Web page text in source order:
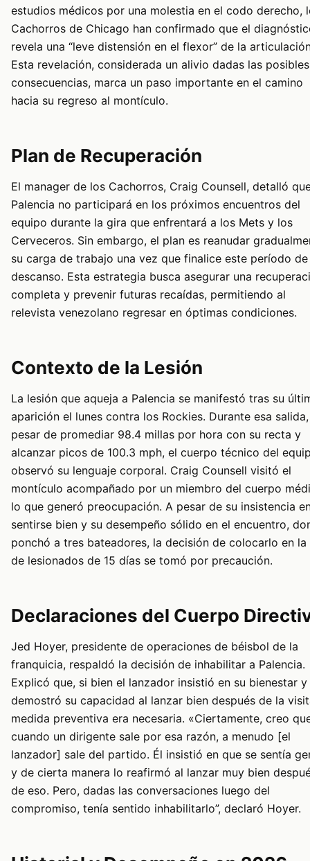
estudios médicos por una molestia en el codo derecho,
Cachorros de Chicago han confirmado que el
revela una “leve distensión en el flexor” de la
Esta revelación, considerada un alivio dadas las posibles
consecuencias, marca un paso importante en el camino
hacia su regreso al montículo.
Plan de Recuperación
El manager de los Cachorros, Craig Counsell, detalló
Palencia no participará en los próximos encuentros del
equipo durante la gira que enfrentará a los Mets y los
Cerveceros. Sin embargo, el plan es reanudar
su carga de trabajo una vez que finalice este período de
descanso. Esta estrategia busca asegurar una
completa y prevenir futuras recaídas, permitiendo al
relevista venezolano regresar en óptimas condiciones.
Contexto de la Lesión
La lesión que aqueja a Palencia se manifestó tras su
aparición el lunes contra los Rockies. Durante esa
pesar de promediar 98.4 millas por hora con su recta y
alcanzar picos de 100.3 mph, el cuerpo técnico del
observó su lenguaje corporal. Craig Counsell visitó el
montículo acompañado por un miembro del cuerpo
lo que generó preocupación. A pesar de su insistencia
sentirse bien y su desempeño sólido en el encuentro,
ponchó a tres bateadores, la decisión de colocarlo en la
de lesionados de 15 días se tomó por precaución.
Declaraciones del Cuerpo
Jed Hoyer, presidente de operaciones de béisbol de la
franquicia, respaldó la decisión de inhabilitar a Palencia.
Explicó que, si bien el lanzador insistió en su bienestar y
demostró su capacidad al lanzar bien después de la
medida preventiva era necesaria. «Ciertamente, creo
cuando un dirigente sale por esa razón, a menudo [el
lanzador] sale del partido. Él insistió en que se sentía
y de cierta manera lo reafirmó al lanzar muy bien
de eso. Pero, dadas las conversaciones luego del
compromiso, tenía sentido inhabilitarlo”, declaró Hoyer.